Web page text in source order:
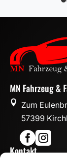
MN Fahrzeug &

Zum
57399

Kontakt